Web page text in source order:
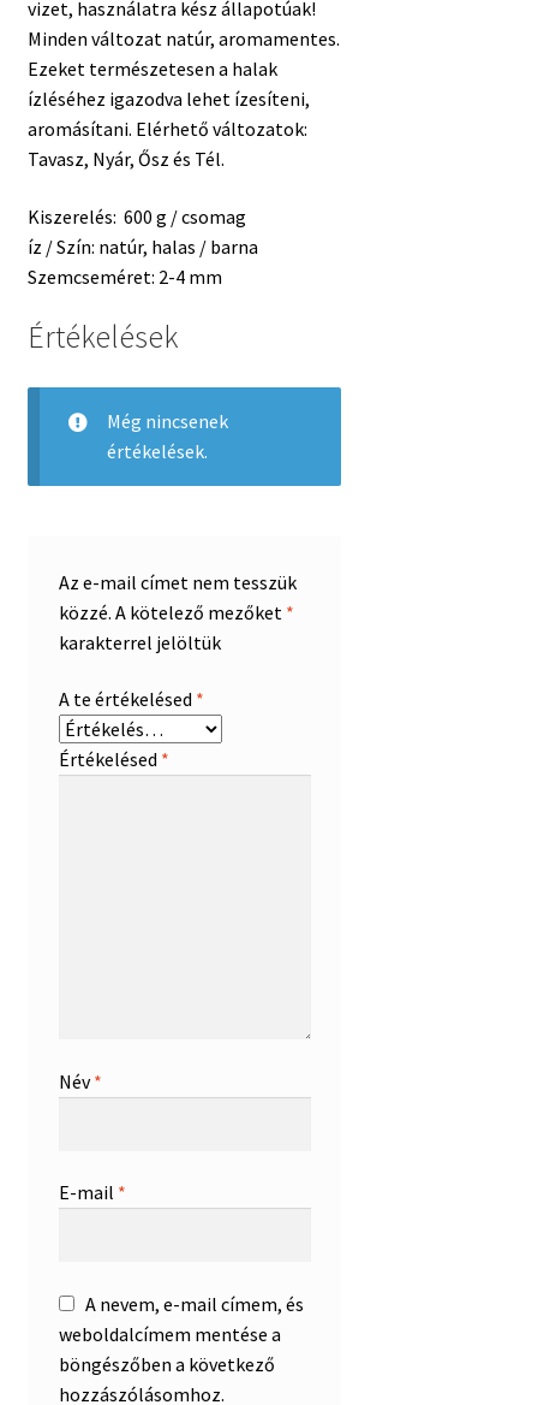
vizet, használatra kész állapotúak!
Minden változat natúr, aromamentes.
Ezeket természetesen a halak
ízléséhez igazodva lehet ízesíteni,
aromásítani. Elérhető változatok:
Tavasz, Nyár, Ősz és Tél.
Kiszerelés: 600 g / csomag
íz / Szín: natúr, halas / barna
Szemcseméret: 2-4 mm
Értékelések
Még nincsenek
értékelések.
Az e-mail címet nem tesszük
közzé. A kötelező mezőket *
karakterrel jelöltük
A te értékelésed *
Értékelésed *
Név*
E-mail *
A nevem, e-mail címem, és
weboldalcímem mentése a
böngészőben a következő
hozzászólásomhoz.